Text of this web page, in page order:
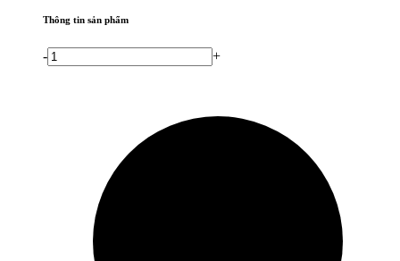
Thông tin sản phẩm
- +